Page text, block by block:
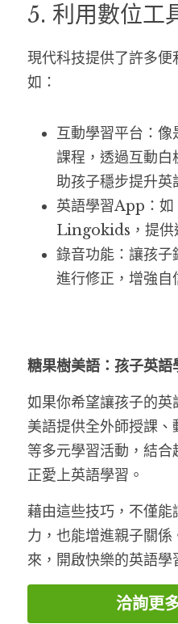
5. 利用數位工
現代科技提供了許多便
如：
互動學習平台：
課程，透過互動白
助孩子穩步提升英
英語學習App：
Lingokids，提供
錄音功能：讓孩子
進行修正，增強自
糖果樹美語：孩子英語
如果你希望讓孩子的
美語提供全外師授課
等多元學習活動，結
正愛上英語學習。
藉由這些技巧，不僅
力，也能增進親子關
來，開啟快樂的英語學
洽詢更